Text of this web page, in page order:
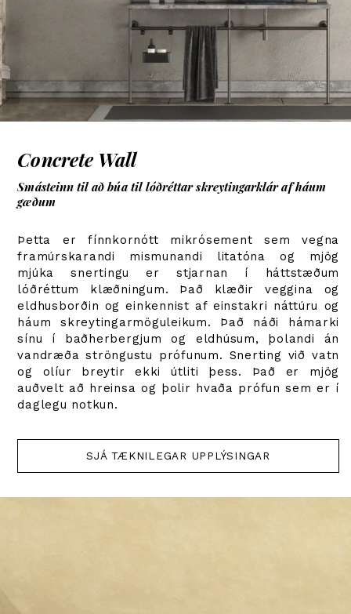
Concrete Wall
Smásteinn til að búa til lóðréttar skreytingarklár af háum
gæðum
Þetta er fínnkornótt mikrósement sem vegna
framúrskarandi mismunandi litatóna og mjög
mjúka snertingu er stjarnan í háttstæðum
lóðréttum klæðningum. Það klæðir veggina og
eldhusborðin og einkennist af einstakri náttúru og
háum skreytingarmöguleikum. Það náði hámarki
sínu í baðherbergjum og eldhúsum, þolandi án
vandræða ströngustu prófunum. Snerting við vatn
og olíur breytir ekki útliti þess. Það er mjög
auðvelt að hreinsa og þolir hvaða prófun sem er í
daglegu notkun.
SJÁ TÆKNILEGAR UPPLÝSINGAR